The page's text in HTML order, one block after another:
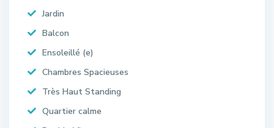
Jardin
Balcon
Ensoleillé (e)
Chambres Spacieuses
Très Haut Standing
Quartier calme